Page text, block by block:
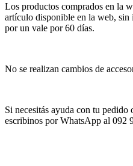
Los productos comprados en la
artículo disponible en la web, sin
por un vale por 60 días.
No se realizan cambios de
Si necesitás ayuda con tu
escribinos por WhatsApp al 092